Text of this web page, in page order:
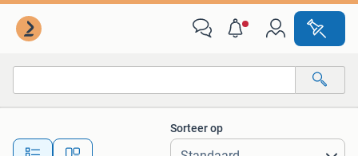
Alle afstanden…
Sorteer op